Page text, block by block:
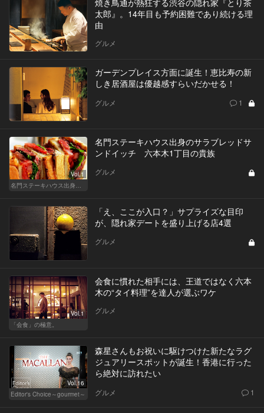
太郎』。14年目も予約困難であり続ける理
由
グルメ
ガーデンプレイス方面に誕生！恵比寿の新
しき居酒屋は優越感すらいだかせる！
グルメ 1
Vol.1
名門ステーキハウス出身のサラブレッドサ
ンドイッチ 六本木1丁目の貴族
グルメ
「え、ここが入口？」サプライズな目印
が、隠れ家デートを盛り上げる店4選
グルメ
Vol.1
「会食」の極意。
会食に慣れた相手には、王道ではなく六本
木の“タイ料理”を達人が選ぶワケ
グルメ
Vol.16
Editor's Choice～gourmet～
森星さんもお祝いに駆けつけた新たなラグ
ジュアリースポットが誕生！香港に行った
ら絶対に訪れたい
グルメ 1